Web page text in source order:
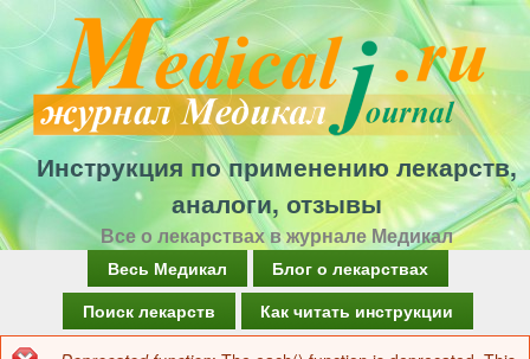
Перейти
к
основному
содержанию
Инструкция по применению лекарств,
аналоги, отзывы
Все о лекарствах в журнале Медикал
а
Весь Медикал
Блог о лекарствах
Поиск лекарств
Как читать инструкции